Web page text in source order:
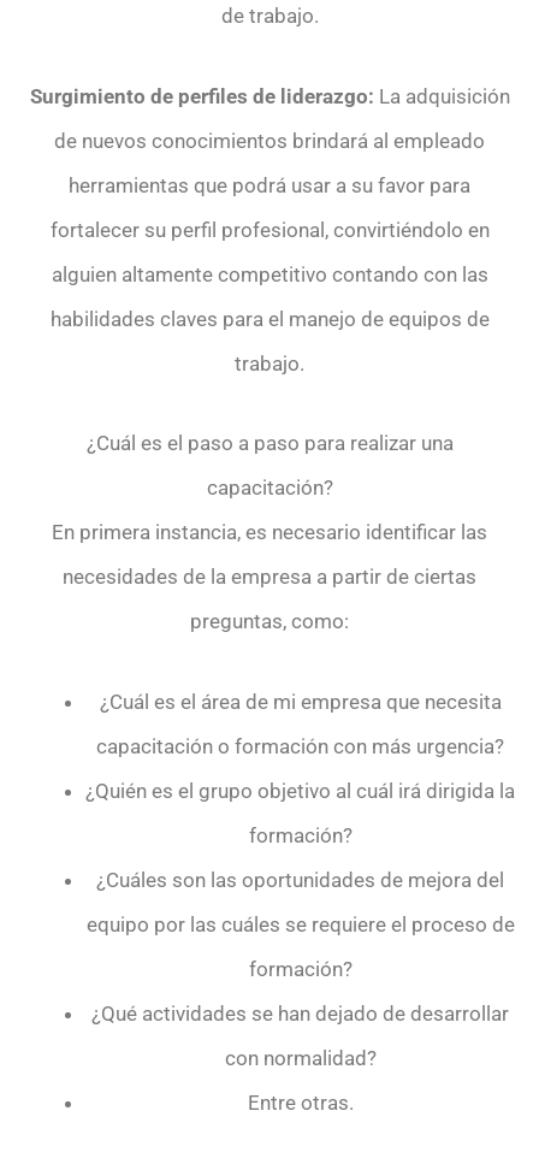
de trabajo.
Surgimiento de perfiles de liderazgo: La adquisición
de nuevos conocimientos brindará al empleado
herramientas que podrá usar a su favor para
fortalecer su perfil profesional, convirtiéndolo en
alguien altamente competitivo contando con las
habilidades claves para el manejo de equipos de
trabajo.
¿Cuál es el paso a paso para realizar una
capacitación?
En primera instancia, es necesario identificar las
necesidades de la empresa a partir de ciertas
preguntas, como:
¿Cuál es el área de mi empresa que necesita
capacitación o formación con más urgencia?
¿Quién es el grupo objetivo al cuál irá dirigida la
formación?
¿Cuáles son las oportunidades de mejora del
equipo por las cuáles se requiere el proceso de
formación?
¿Qué actividades se han dejado de desarrollar
con normalidad?
Entre otras.